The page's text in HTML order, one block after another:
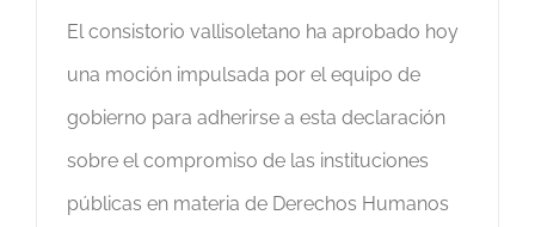
El consistorio vallisoletano ha aprobado hoy
una moción impulsada por el equipo de
gobierno para adherirse a esta declaración
sobre el compromiso de las instituciones
públicas en materia de Derechos Humanos